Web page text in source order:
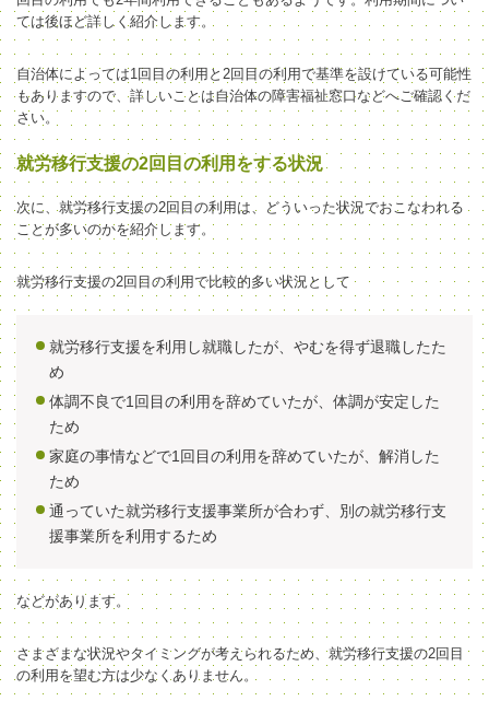
ては後ほど詳しく紹介します。
自治体によっては1回目の利用と2回目の利用で基準を設けている可能性
もありますので、詳しいことは自治体の障害福祉窓口などへご確認くだ
さい。
就労移行支援の2回目の利用をする状況
次に、就労移行支援の2回目の利用は、どういった状況でおこなわれる
ことが多いのかを紹介します。
就労移行支援の2回目の利用で比較的多い状況として
就労移行支援を利用し就職したが、やむを得ず退職したた
め
体調不良で1回目の利用を辞めていたが、体調が安定した
ため
家庭の事情などで1回目の利用を辞めていたが、解消した
ため
通っていた就労移行支援事業所が合わず、別の就労移行支
援事業所を利用するため
などがあります。
さまざまな状況やタイミングが考えられるため、就労移行支援の2回目
の利用を望む方は少なくありません。